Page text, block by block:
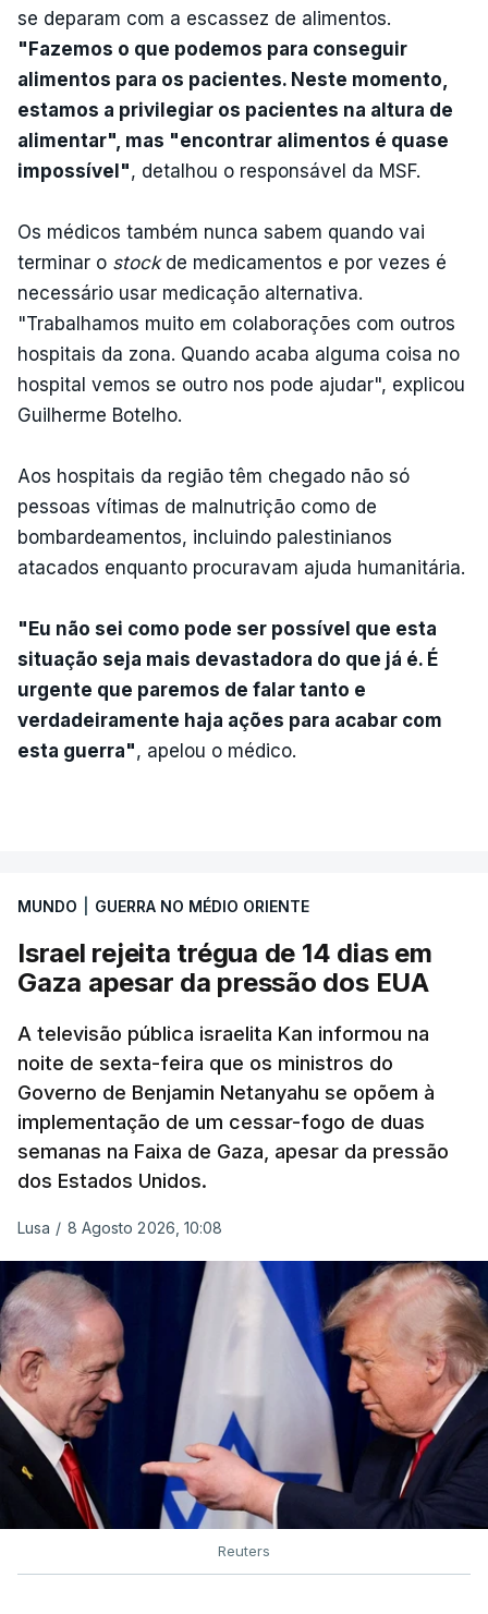
se deparam com a escassez de alimentos.
"Fazemos o que podemos para conseguir
alimentos para os pacientes. Neste momento,
estamos a privilegiar os pacientes na altura de
alimentar", mas "encontrar alimentos é quase
impossível", detalhou o responsável da MSF.
Os médicos também nunca sabem quando vai
terminar o stock de medicamentos e por vezes é
necessário usar medicação alternativa.
"Trabalhamos muito em colaborações com outros
hospitais da zona. Quando acaba alguma coisa no
hospital vemos se outro nos pode ajudar", explicou
Guilherme Botelho.
Aos hospitais da região têm chegado não só
pessoas vítimas de malnutrição como de
bombardeamentos, incluindo palestinianos
atacados enquanto procuravam ajuda humanitária.
"Eu não sei como pode ser possível que esta
situação seja mais devastadora do que já é. É
urgente que paremos de falar tanto e
verdadeiramente haja ações para acabar com
esta guerra", apelou o médico.
MUNDO GUERRA NO MÉDIO ORIENTE
Israel rejeita trégua de 14 dias em
Gaza apesar da pressão dos EUA
A televisão pública israelita Kan informou na
noite de sexta-feira que os ministros do
Governo de Benjamin Netanyahu se opõem à
implementação de um cessar-fogo de duas
semanas na Faixa de Gaza, apesar da pressão
dos Estados Unidos.
Lusa / 8 Agosto 2026, 10:08
Reuters